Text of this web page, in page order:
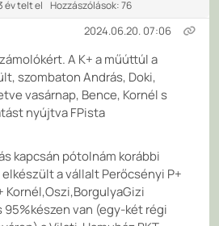
év telt el Hozzászólások: 76
2024.06.20. 07:06
A K+ a műúttúl a
szombaton András, Doki,
vasárnap, Bence, Kornél s
nyújtva FPista
kapcsán pótolnám korábbi
a vállalt Perőcsényi P+
van (egy-két régi